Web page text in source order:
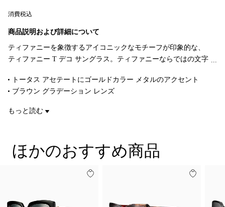
消費税込
商品説明および詳細について
ティファニーを象徴するアイコニックなモチーフが印象的な、
ティファニー T デコ サングラス。ティファニーならではの文字
想を得た、優美なテンプルのデザインが際立ちます。トータス
アセテートで作り上げられたこのティファニー T サングラスに
は、ゴールドカラーのメタルのアクセントとブラウンのグラデ
トータス アセテートにゴールドカラー メタルのアクセント
ブラウン グラデーション レンズ
レンズの幅 129mm
UVカットとアンチグレア コーティング
イタリア製
もっと読む
ほかのおすすめ商品